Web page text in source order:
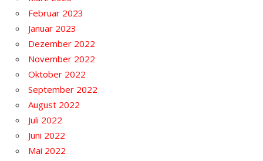
Februar 2023
Januar 2023
Dezember 2022
November 2022
Oktober 2022
September 2022
August 2022
Juli 2022
Juni 2022
Mai 2022